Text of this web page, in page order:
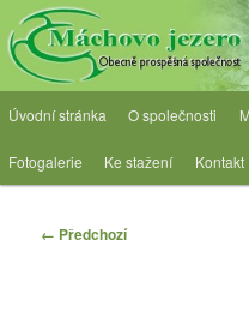
Přejít
k
hlavnímu
obsahu
webu OPS Máchovo
Obecně prospěšná společnost
Hlavní
menu
Úvodní stránka O společnosti
Fotogalerie Ke stažení Kontakt
Navigace
← Předchozí